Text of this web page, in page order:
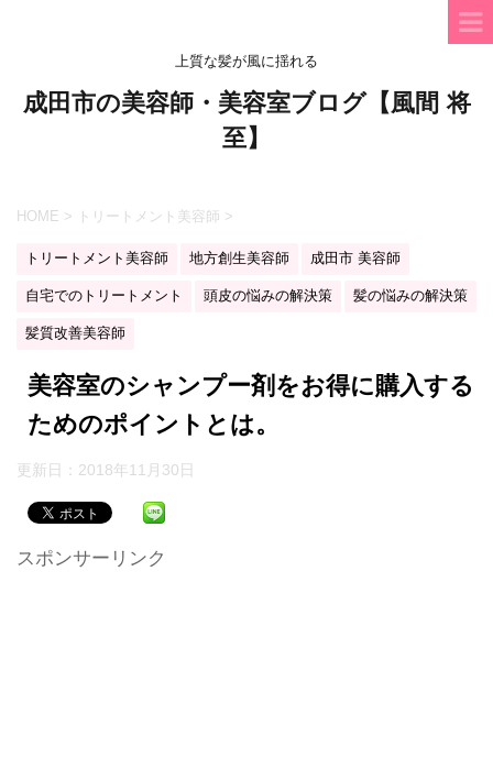
上質な髪が風に揺れる
成田市の美容師・美容室ブログ【風間 将
至】
HOME > トリートメント美容師 >
トリートメント美容師 地方創生美容師 成田市 美容師
自宅でのトリートメント 頭皮の悩みの解決策 髪の悩みの解決策
髪質改善美容師
美容室のシャンプー剤をお得に購入する
ためのポイントとは。
更新日： 2018年11月30日
スポンサーリンク